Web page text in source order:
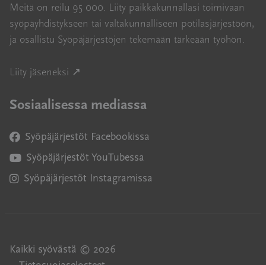
Meitä on reilu 95 000. Liity paikkakunnallasi toimivaan
syöpäyhdistykseen tai valtakunnalliseen potilasjärjestöön,
ja osallistu Syöpäjärjestöjen tekemään tärkeään työhön.
Liity jäseneksi ↗
Sosiaalisessa mediassa
Syöpäjärjestöt Facebookissa
Avautuu uuteen ikkunaan
Syöpäjärjestöt YouTubessa
Avautuu uuteen ikkunaan
Syöpäjärjestöt Instagramissa
Avautuu uuteen ikkunaan
Kaikki syövästä © 2026